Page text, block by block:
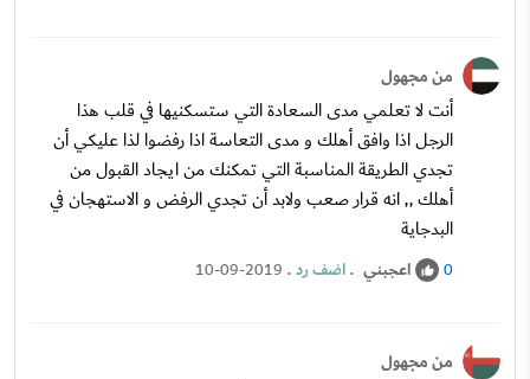
من مجهول
أنت لا تعلمي مدى السعادة التي ستسكنيها في قلب هذا
الرجل اذا وافق أهلك و مدى التعاسة اذا رفضوا لذا عليكي أن
تجدي الطريقة المناسبة التي تمكنك من ايجاد القبول من
أهلك ,, انه قرار صعب ولابد أن تجدي الرفض و الاستهجان في
البدجاية
0 اعجبني .اضف رد.
10-09-2019
من مجهول